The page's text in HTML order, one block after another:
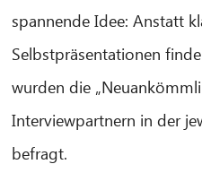
spannende Idee: Anstatt
Selbstpräsentationen
wurden die
Interviewpartnern in der
befragt.